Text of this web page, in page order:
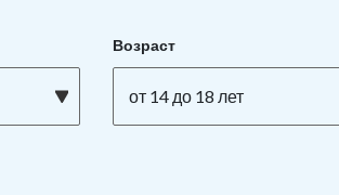
Возраст
от 14 до 18 лет